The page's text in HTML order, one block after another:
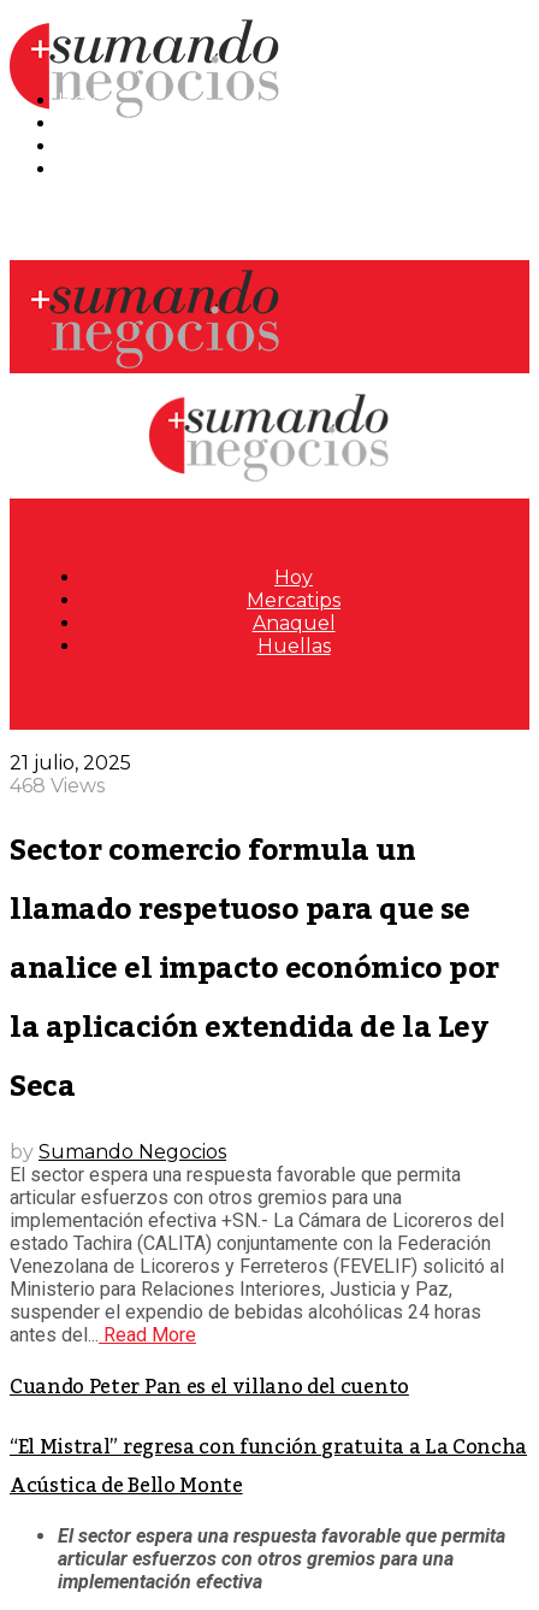
Hoy
Mercatips
Hoy
Mercatips
Anaquel
Huellas
21 julio, 2025
468 Views
Sector comercio formula un
llamado respetuoso para que se
analice el impacto económico por
la aplicación extendida de la Ley
Seca
by Sumando Negocios
El sector espera una respuesta favorable que permita
articular esfuerzos con otros gremios para una
implementación efectiva +SN.- La Cámara de Licoreros del
estado Tachira (CALITA) conjuntamente con la Federación
Venezolana de Licoreros y Ferreteros (FEVELIF) solicitó al
Ministerio para Relaciones Interiores, Justicia y Paz,
suspender el expendio de bebidas alcohólicas 24 horas
antes del... Read More
Cuando Peter Pan es el villano del cuento
“El Mistral” regresa con función gratuita a La Concha
Acústica de Bello Monte
El sector espera una respuesta favorable que permita
articular esfuerzos con otros gremios para una
implementación efectiva